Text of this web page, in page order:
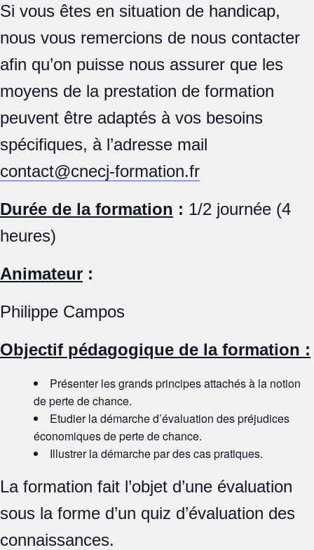
Si vous êtes en situation de handicap,
nous vous remercions de nous contacter
afin qu’on puisse nous assurer que les
moyens de la prestation de formation
peuvent être adaptés à vos besoins
spécifiques, à l’adresse mail
contact@cnecj-formation.fr
Durée de la formation : 1/2 journée (4
heures)
Animateur :
Philippe Campos
Objectif pédagogique de la formation :
Présenter les grands principes attachés à la notion
de perte de chance.
Etudier la démarche d’évaluation des préjudices
économiques de perte de chance.
Illustrer la démarche par des cas pratiques.
La formation fait l’objet d’une évaluation
sous la forme d’un quiz d’évaluation des
connaissances.